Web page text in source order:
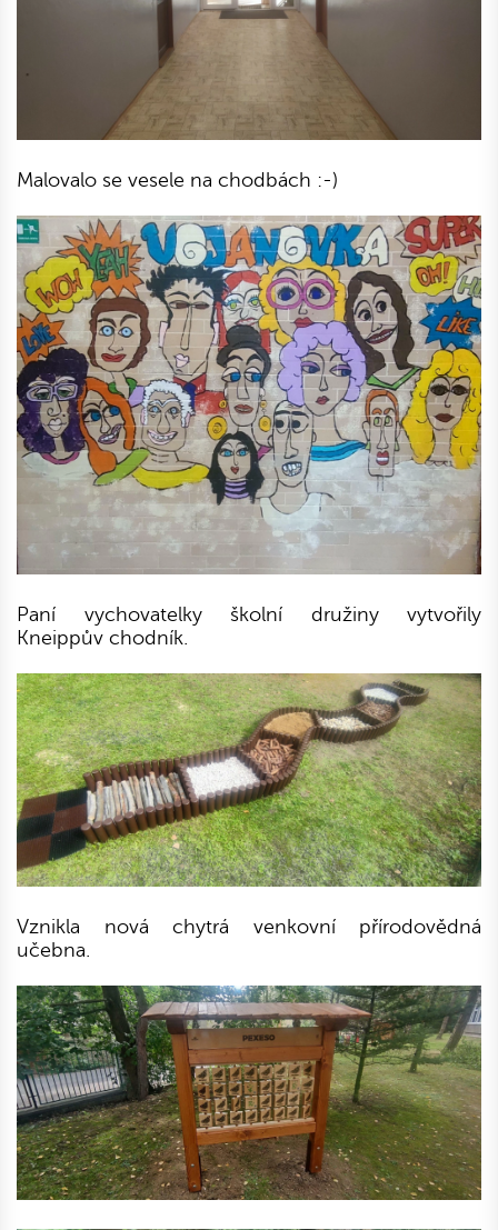
Malovalo se vesele na chodbách :-)
Paní vychovatelky školní družiny vytvořily
Kneippův chodník.
Vznikla nová chytrá venkovní přírodovědná
učebna.